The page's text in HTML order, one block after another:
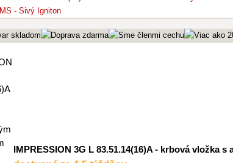
IMPRESSION 3G L 83.51.14(16)A - krbová vložka